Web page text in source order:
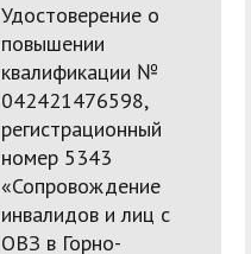
Удостоверение о
повышении
квалификации №
042421476598,
регистрационный
номер 5343
«Сопровождение
инвалидов и лиц с
ОВЗ в Горно-